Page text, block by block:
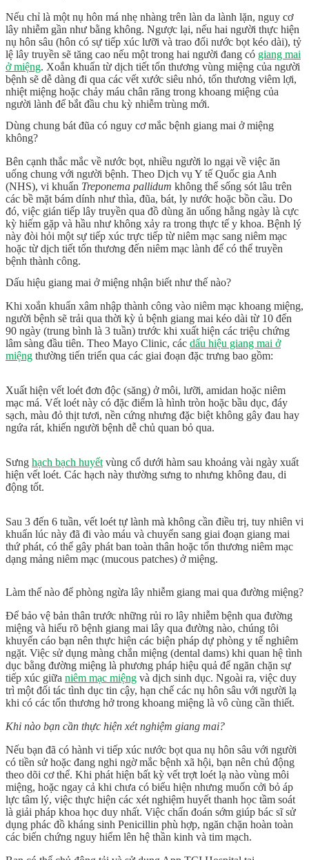
Nếu chỉ là một nụ hôn má nhẹ nhàng trên làn da lành lặn, nguy cơ
lây nhiễm gần như bằng không. Ngược lại, nếu hai người thực hiện
nụ hôn sâu (hôn có sự tiếp xúc lưỡi và trao đổi nước bọt kéo dài), tỷ
lệ lây truyền sẽ tăng cao nếu một trong hai người đang có giang mai
ở miệng. Xoắn khuẩn từ dịch tiết tổn thương vùng miệng của người
bệnh sẽ dễ dàng đi qua các vết xước siêu nhỏ, tổn thương viêm lợi,
nhiệt miệng hoặc chảy máu chân răng trong khoang miệng của
người lành để bắt đầu chu kỳ nhiễm trùng mới.
Dùng chung bát đũa có nguy cơ mắc bệnh giang mai ở miệng
không?
Bên cạnh thắc mắc về nước bọt, nhiều người lo ngại về việc ăn
uống chung với người bệnh. Theo Dịch vụ Y tế Quốc gia Anh
(NHS), vi khuẩn Treponema pallidum không thể sống sót lâu trên
các bề mặt bám dính như thìa, đũa, bát, ly nước hoặc bồn cầu. Do
đó, việc gián tiếp lây truyền qua đồ dùng ăn uống hằng ngày là cực
kỳ hiếm gặp và hầu như không xảy ra trong thực tế y khoa. Bệnh lý
này đòi hỏi một sự tiếp xúc trực tiếp từ niêm mạc sang niêm mạc
hoặc từ dịch tiết tổn thương đến niêm mạc lành để có thể truyền
bệnh thành công.
Dấu hiệu giang mai ở miệng nhận biết như thế nào?
Khi xoắn khuẩn xâm nhập thành công vào niêm mạc khoang miệng,
người bệnh sẽ trải qua thời kỳ ủ bệnh giang mai kéo dài từ 10 đến
90 ngày (trung bình là 3 tuần) trước khi xuất hiện các triệu chứng
lâm sàng đầu tiên. Theo Mayo Clinic, các dấu hiệu giang mai ở
miệng thường tiến triển qua các giai đoạn đặc trưng bao gồm:
Xuất hiện vết loét đơn độc (săng) ở môi, lưỡi, amidan hoặc niêm
mạc má. Vết loét này có đặc điểm là hình tròn hoặc bầu dục, đáy
sạch, màu đỏ thịt tươi, nền cứng nhưng đặc biệt không gây đau hay
ngứa rát, khiến người bệnh dễ chủ quan bỏ qua.
Sưng hạch bạch huyếtvùng cổ dưới hàm sau khoảng vài ngày xuất
hiện vết loét. Các hạch này thường sưng to nhưng không đau, di
động tốt.
Sau 3 đến 6 tuần, vết loét tự lành mà không cần điều trị, tuy nhiên vi
khuẩn lúc này đã đi vào máu và chuyển sang giai đoạn giang mai
thứ phát, có thể gây phát ban toàn thân hoặc tổn thương niêm mạc
dạng mảng niêm mạc (mucous patches) ở miệng.
Làm thế nào để phòng ngừa lây nhiễm giang mai qua đường miệng?
Để bảo vệ bản thân trước những rủi ro lây nhiễm bệnh qua đường
miệng và hiểu rõ bệnh giang mai lây qua đường nào, chúng tôi
khuyến cáo bạn nên thực hiện các biện pháp dự phòng y tế nghiêm
ngặt. Việc sử dụng màng chắn miệng (dental dams) khi quan hệ tình
dục bằng đường miệng là phương pháp hiệu quả để ngăn chặn sự
tiếp xúc giữa niêm mạc miệng và dịch sinh dục. Ngoài ra, việc duy
trì một đối tác tình dục tin cậy, hạn chế các nụ hôn sâu với người lạ
khi có các tổn thương hở trong khoang miệng là vô cùng cần thiết.
Khi nào bạn cần thực hiện xét nghiệm giang mai?
Nếu bạn đã có hành vi tiếp xúc nước bọt qua nụ hôn sâu với người
có tiền sử hoặc đang nghi ngờ mắc bệnh xã hội, bạn nên chủ động
theo dõi cơ thể. Khi phát hiện bất kỳ vết trợt loét lạ nào vùng môi
miệng, hoặc ngay cả khi chưa có biểu hiện nhưng muốn cởi bỏ áp
lực tâm lý, việc thực hiện các xét nghiệm huyết thanh học tầm soát
là giải pháp khoa học duy nhất. Việc chẩn đoán sớm giúp bác sĩ sử
dụng phác đồ kháng sinh Penicillin phù hợp, ngăn chặn hoàn toàn
các biến chứng nguy hiểm lên hệ thần kinh và tim mạch.